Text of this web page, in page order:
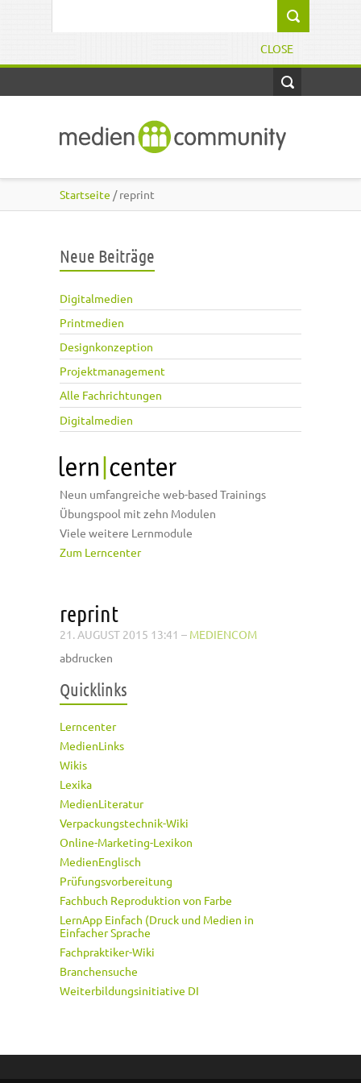
CLOSE
Startseite / reprint
Neue Beiträge
Digitalmedien
Printmedien
Designkonzeption
Projektmanagement
Alle Fachrichtungen
Digitalmedien
Neun umfangreiche web-based Trainings
Übungspool mit zehn Modulen
Viele weitere Lernmodule
Zum Lerncenter
reprint
21. AUGUST 2015 13:41 – MEDIENCOM
abdrucken
Quicklinks
Lerncenter
MedienLinks
Wikis
Lexika
MedienLiteratur
Verpackungstechnik-Wiki
Online-Marketing-Lexikon
MedienEnglisch
Prüfungsvorbereitung
Fachbuch Reproduktion von Farbe
LernApp Einfach (Druck und Medien in
Einfacher Sprache
Fachpraktiker-Wiki
Branchensuche
Weiterbildungsinitiative DI